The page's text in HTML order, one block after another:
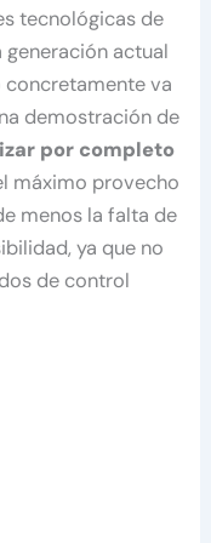
tecnológicas de
actual
concretamente va
demostración de
por completo
máximo provecho
menos la falta de
ya que no
de control